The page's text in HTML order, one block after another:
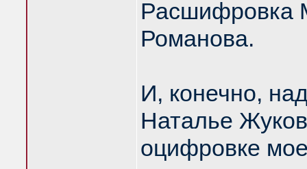
Расшифровка
Романова.
И, конечно,
Наталье
оцифровке